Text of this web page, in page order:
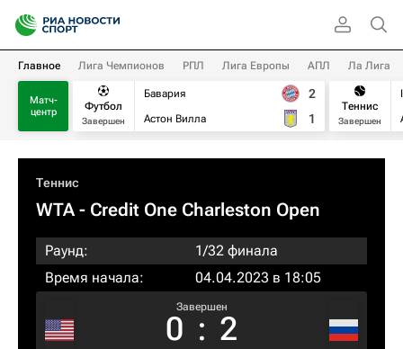
Главное Лига Чемпионов РПЛ Лига Европы АПЛ Ла Лига
Матч-
центр
Футбол
Завершен
Бавария
Астон Вилла
2
1
Теннис
Завершен
Теннис
WTA- Credit One Charleston Open
Раунд:
1/32 финала
Время начала:
04.04.2023 в 18:05
Завершен
0 : 2